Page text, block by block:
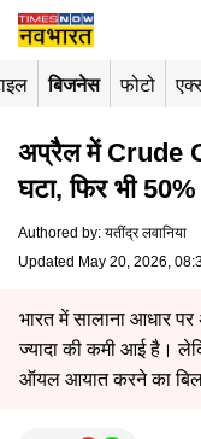
बिजनेस फोटो
अप्रैल में Crude
घटा, फिर भी 50%
Authored by: यतींद्र लवानिया
Updated May 20, 2026,
भारत में सालाना आधार
ज्यादा की कमी आई है।
ऑयल आयात करने का